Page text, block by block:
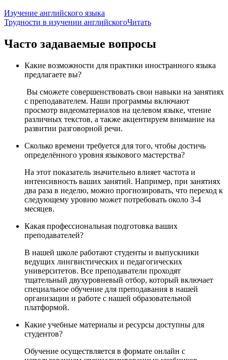
Изучение английского языка
Трудности в изучении английскогоЧитать
Часто задаваемые вопросы
Какие возможности для практики иностранного языка
предлагаете вы?
Вы сможете совершенствовать свои навыки на занятиях
с преподавателем. Наши программы включают
просмотр видеоматериалов на целевом языке, чтение
различных текстов, а также акцентируем внимание на
развитии разговорной речи.
Сколько времени требуется для того, чтобы достичь
определённого уровня языкового мастерства?
На этот показатель значительно влияет частота и
интенсивность ваших занятий. Например, при занятиях
два раза в неделю, можно прогнозировать, что переход к
следующему уровню может потребовать около 3-4
месяцев.
Какая профессиональная подготовка ваших
преподавателей?
В нашей школе работают студенты и выпускники
ведущих лингвистических и педагогических
университетов. Все преподаватели проходят
тщательный двухуровневый отбор, который включает
специальное обучение для преподавания в нашей
организации и работе с нашей образовательной
платформой.
Какие учебные материалы и ресурсы доступны для
студентов?
Обучение осуществляется в формате онлайн с